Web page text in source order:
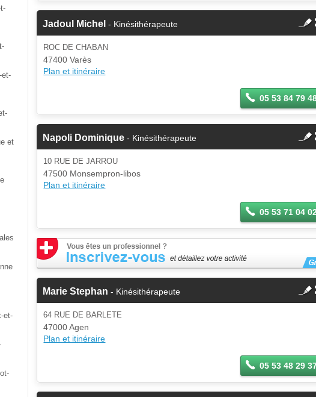
et-
et
et-
Jadoul Michel - Kinésithérapeute
ROC DE CHABAN
47400 Varès
Plan et itinéraire
05 53 84 79
Napoli Dominique - Kinésithérapeute
10 RUE DE JARROU
47500 Monsempron-libos
Plan et itinéraire
05 53 71 04 02
Marie Stephan - Kinésithérapeute
64 RUE DE BARLETE
47000 Agen
Plan et itinéraire
05 53 48 29